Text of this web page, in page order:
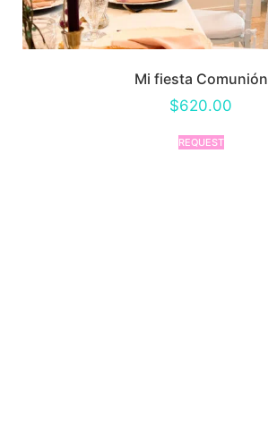
Mi fiesta Comunión
$620.00
REQUEST